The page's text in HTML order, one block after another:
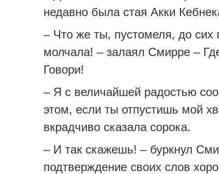
недавно была стая Акки
– Что же ты, пустомеля, до сих
молчала! – залаял Смирре –
Говори!
– Я с величайшей радостью
этом, если ты отпустишь мой
вкрадчиво сказала сорока.
– И так скажешь! – буркнул
подтверждение своих слов